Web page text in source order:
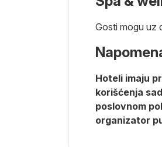
Gosti mogu uz
Hoteli imaju
korišćenja
poslovnom
organizator